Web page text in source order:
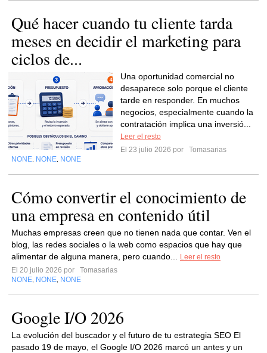
Qué hacer cuando tu cliente tarda
meses en decidir el marketing para
ciclos de...
Una oportunidad comercial no
desaparece solo porque el cliente
tarde en responder. En muchos
negocios, especialmente cuando la
contratación implica una inversió...
Leer el resto
El 23 julio 2026 por
Tomasarias
NONE NONE NONE
Cómo convertir el conocimiento de
una empresa en contenido útil
Muchas empresas creen que no tienen nada que contar. Ven el
blog, las redes sociales o la web como espacios que hay que
alimentar de alguna manera, pero cuando...
Leer el resto
El 20 julio 2026 por
Tomasarias
NONE NONE NONE
Google I/O 2026
La evolución del buscador y el futuro de tu estrategia SEO El
pasado 19 de mayo, el Google I/O 2026 marcó un antes y un